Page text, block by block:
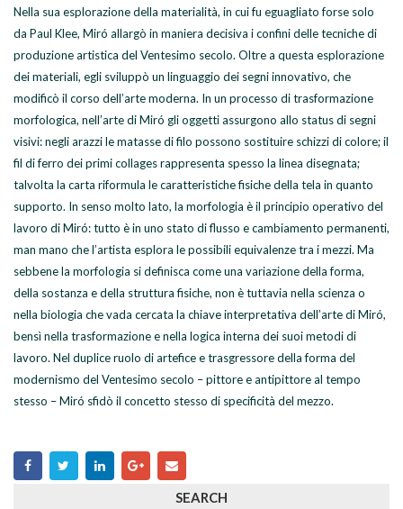
Nella sua esplorazione della materialità, in cui fu eguagliato forse solo
da Paul Klee, Miró allargò in maniera decisiva i confini delle tecniche di
produzione artistica del Ventesimo secolo. Oltre a questa esplorazione
dei materiali, egli sviluppò un linguaggio dei segni innovativo, che
modificò il corso dell’arte moderna. In un processo di trasformazione
morfologica, nell’arte di Miró gli oggetti assurgono allo status di segni
visivi: negli arazzi le matasse di filo possono sostituire schizzi di colore; il
fil di ferro dei primi collages rappresenta spesso la linea disegnata;
talvolta la carta riformula le caratteristiche fisiche della tela in quanto
supporto. In senso molto lato, la morfologia è il principio operativo del
lavoro di Miró: tutto è in uno stato di flusso e cambiamento permanenti,
man mano che l’artista esplora le possibili equivalenze tra i mezzi. Ma
sebbene la morfologia si definisca come una variazione della forma,
della sostanza e della struttura fisiche, non è tuttavia nella scienza o
nella biologia che vada cercata la chiave interpretativa dell’arte di Miró,
bensì nella trasformazione e nella logica interna dei suoi metodi di
lavoro. Nel duplice ruolo di artefice e trasgressore della forma del
modernismo del Ventesimo secolo – pittore e antipittore al tempo
stesso – Miró sfidò il concetto stesso di specificità del mezzo.
SEARCH